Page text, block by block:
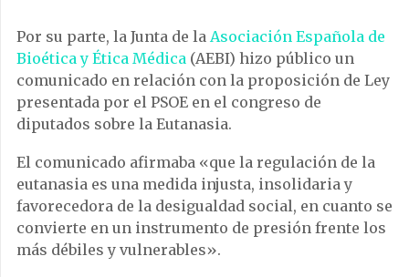
Por su parte, la Junta de la Asociación Española de
Bioética y Ética Médica (AEBI) hizo público un
comunicado en relación con la proposición de Ley
presentada por el PSOE en el congreso de
diputados sobre la Eutanasia.
El comunicado afirmaba «que la regulación de la
eutanasia es una medida injusta, insolidaria y
favorecedora de la desigualdad social, en cuanto se
convierte en un instrumento de presión frente los
más débiles y vulnerables».